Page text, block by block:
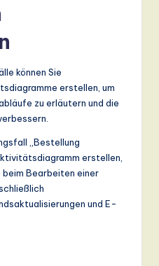
können Sie
erstellen, um
zu erläutern und die
„Bestellung
erstellen,
Bearbeiten einer
und E-